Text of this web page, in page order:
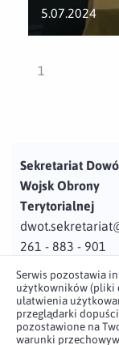
5.07.2024
1
Sekretariat
Wojsk Obrony
Terytorialnej
261 - 883 - 901
Adres
ul. Juzistek 2
05-131 Zegrze
Serwis pozostawia
użytkowników (pliki
ułatwienia
przeglądarki
pozostawione na
warunki